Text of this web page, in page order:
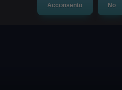
Acconsento No